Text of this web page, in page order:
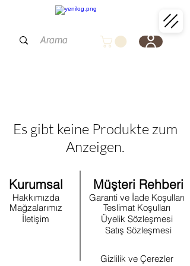
Es gibt keine Produkte zum
Anzeigen.
Kurumsal Müşteri Rehberi
Hakkımızda
Mağzalarımız
Garanti ve İade Koşulları
Teslimat Koşulları
İletişim
Üyelik Sözleşmesi
Satış Sözleşmesi
Gizlilik ve Çerezler